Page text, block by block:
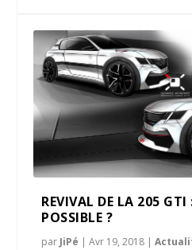
REVIVAL DE LA 205 GTI
POSSIBLE ?
par JiPé |Avr 19, 2018 |